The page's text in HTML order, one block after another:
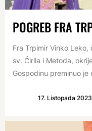
POGREB FRA
Fra Trpimir Vinko
sv. Ćirila i Metoda,
Gospodinu preminuo
17. Listopada